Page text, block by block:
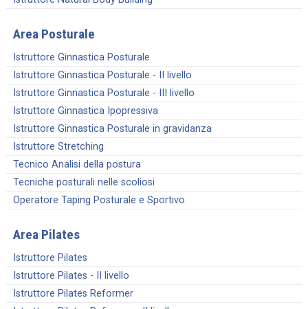
Area Posturale
Istruttore Ginnastica Posturale
Istruttore Ginnastica Posturale - II livello
Istruttore Ginnastica Posturale - III livello
Istruttore Ginnastica Ipopressiva
Istruttore Ginnastica Posturale in gravidanza
Istruttore Stretching
Tecnico Analisi della postura
Tecniche posturali nelle scoliosi
Operatore Taping Posturale e Sportivo
Area Pilates
Istruttore Pilates
Istruttore Pilates - II livello
Istruttore Pilates Reformer